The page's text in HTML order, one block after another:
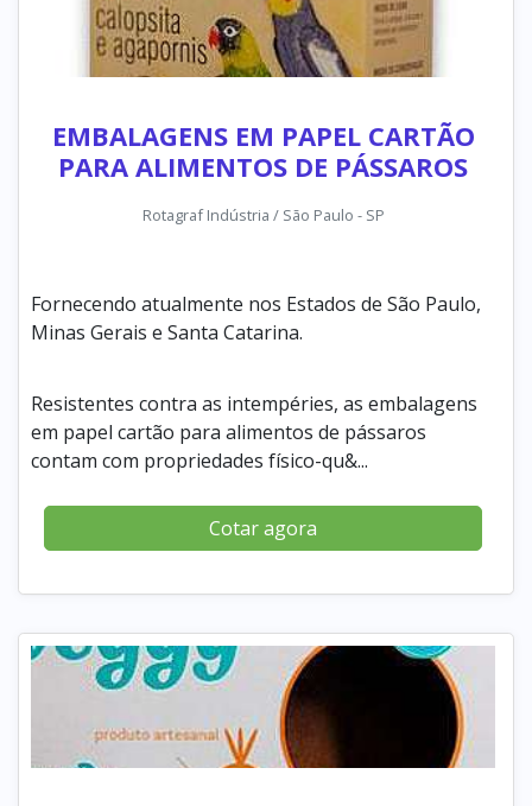
EMBALAGENS EM PAPEL CARTÃO
PARA ALIMENTOS DE PÁSSAROS
Rotagraf Indústria / São Paulo - SP
Fornecendo atualmente nos Estados de São Paulo,
Minas Gerais e Santa Catarina.
Resistentes contra as intempéries, as embalagens
em papel cartão para alimentos de pássaros
contam com propriedades físico-qu&...
Cotar agora